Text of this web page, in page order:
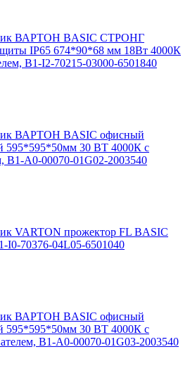
ВАРТОН BASIC СТРОНГ
IP65 674*90*68 мм 18Вт 4000К
B1-I2-70215-03000-6501840
ВАРТОН BASIC офисный
595*595*50мм 30 ВТ 4000К с
B1-A0-00070-01G02-2003540
VARTON прожектор FL BASIC
I0-70376-04L05-6501040
ВАРТОН BASIC офисный
595*595*50мм 30 ВТ 4000К с
B1-A0-00070-01G03-2003540